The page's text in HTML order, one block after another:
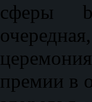
сферы
премии в